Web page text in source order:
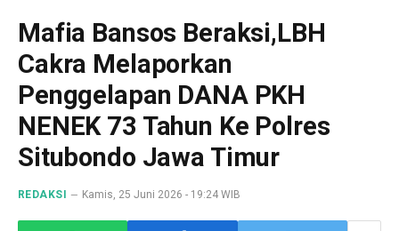
Mafia Bansos Beraksi,LBH
Cakra Melaporkan
Penggelapan DANA PKH
NENEK 73 Tahun Ke Polres
Situbondo Jawa Timur
REDAKSI Kamis, 25 Juni 2026 - 19:24 WIB